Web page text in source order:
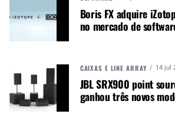
utilize-se de tecnologia apta a
e confirmar se foi efetivamente
consumidor correto.
2- ENTREGAS – ATRASOS
Ao lado de problemas
recebimento, os atrasos, as
Boris FX adquire
no mercado de
CAIXAS E LINE ARRAY 14 jul
JBL SRX900 point
ganhou três novos